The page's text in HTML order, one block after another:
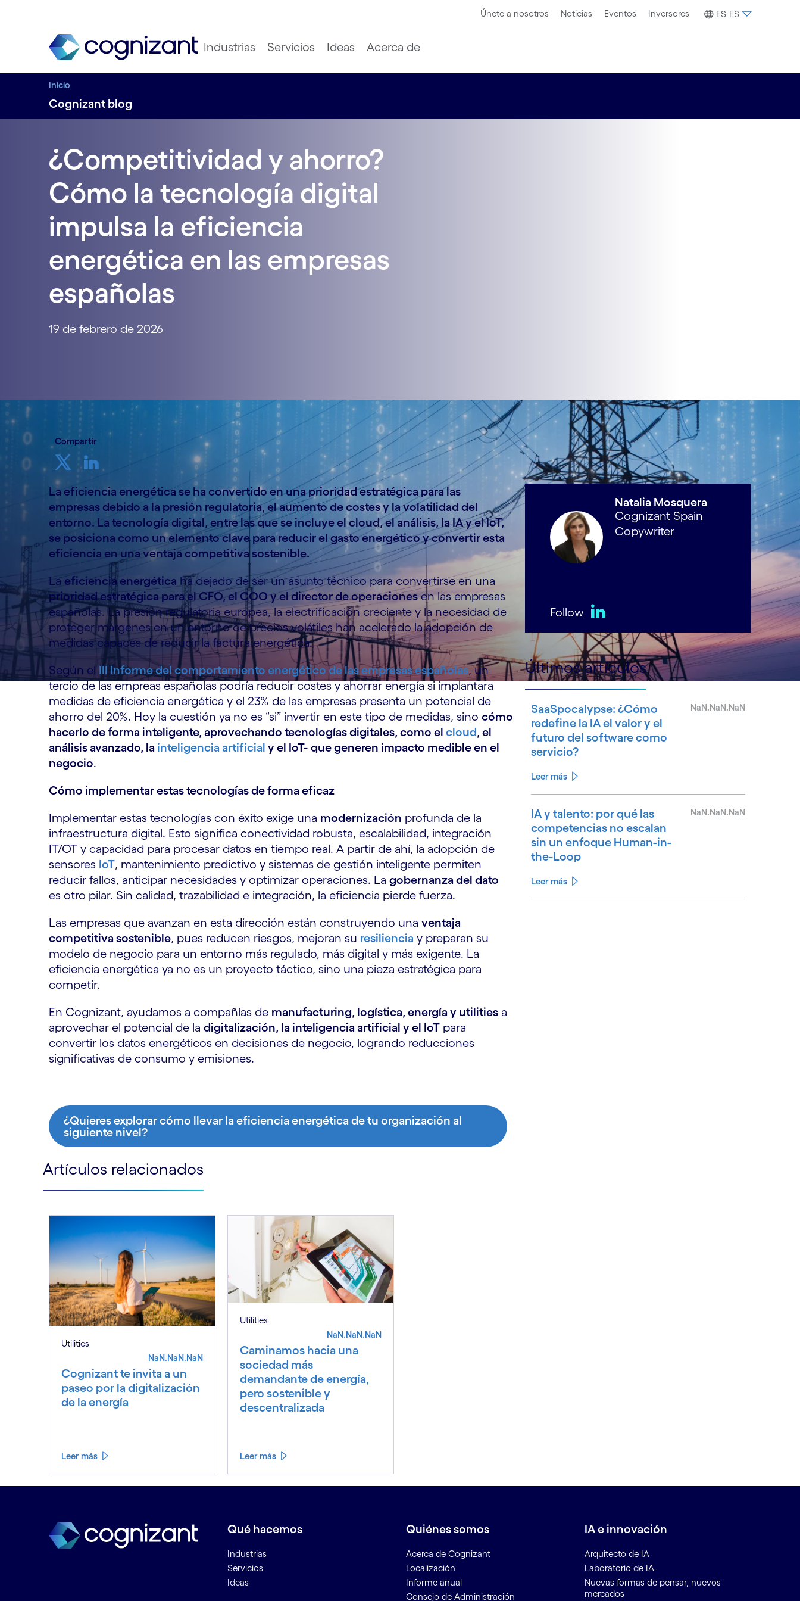
Únete a nosotros Noticias Eventos Inversores ES-ES
Industrias Servicios Ideas Acerca de
Inicio
Cognizant blog
¿Competitividad y ahorro?
Cómo la tecnología digital
impulsa la eficiencia
energética en las empresas
españolas
19 de febrero de 2026
Compartir
La eficiencia energética se ha convertido en una prioridad estratégica para las
empresas debido a la presión regulatoria, el aumento de costes y la volatilidad del
entorno. La tecnología digital, entre las que se incluye el cloud, el análisis, la IA y el IoT,
se posiciona como un elemento clave para reducir el gasto energético y convertir esta
eficiencia en una ventaja competitiva sostenible.
La eficiencia energética ha dejado de ser un asunto técnico para convertirse en una
prioridad estratégica para el CFO, el COO y el director de operacionesen las empresas
españolas. La presión regulatoria europea, la electrificación creciente y la necesidad de
proteger márgenes en un entorno de precios volátiles han acelerado la adopción de
medidas capaces de reducir la factura energética.
Según el III Informe del comportamiento energético de las empresas españolas, un
tercio de las empreas españolas podría reducir costes y ahorrar energía si implantara
medidas de eficiencia energética y el 23% de las empresas presenta un potencial de
ahorro del 20%. Hoy la cuestión ya no es “si” invertir en este tipo de medidas, sino cómo
hacerlo de forma inteligente, aprovechando tecnologías digitales, como el cloud, el
análisis avanzado, la inteligencia artificial y el IoT- que generen impacto medible en el
negocio.
Cómo implementar estas tecnologías de forma eficaz
Implementar estas tecnologías con éxito exige una modernización profunda de la
infraestructura digital. Esto significa conectividad robusta, escalabilidad, integración
IT/OT y capacidad para procesar datos en tiempo real. A partir de ahí, la adopción de
sensores IoT, mantenimiento predictivo y sistemas de gestión inteligente permiten
reducir fallos, anticipar necesidades y optimizar operaciones. La gobernanza del dato
es otro pilar. Sin calidad, trazabilidad e integración, la eficiencia pierde fuerza.
Las empresas que avanzan en esta dirección están construyendo una ventaja
competitiva sostenible, pues reducen riesgos, mejoran su resiliencia y preparan su
modelo de negocio para un entorno más regulado, más digital y más exigente. La
eficiencia energética ya no es un proyecto táctico, sino una pieza estratégica para
competir.
En Cognizant, ayudamos a compañías de manufacturing, logística, energía y utilities a
aprovechar el potencial de la digitalización, la inteligencia artificial y el IoT para
convertir los datos energéticos en decisiones de negocio, logrando reducciones
significativas de consumo y emisiones.
¿Quieres explorar cómo llevar la eficiencia energética de tu organización al
siguiente nivel?
Natalia Mosquera
Cognizant Spain
Copywriter
Follow
Últimos artículos
SaaSpocalypse: ¿Cómo
redefine la IA el valor y el
futuro del software como
servicio?
NaN.NaN.NaN
Leer más
IA y talento: por qué las
competencias no escalan
sin un enfoque Human-in-
the-Loop
NaN.NaN.NaN
Leer más
Artículos relacionados
Utilities
NaN.NaN.NaN
Cognizant te invita a un
paseo por la digitalización
de la energía
Leer más
Utilities
NaN.NaN.NaN
Caminamos hacia una
sociedad más
demandante de energía,
pero sostenible y
descentralizada
Leer más
Qué hacemos
Industrias
Servicios
Ideas
Quiénes somos
Acerca de Cognizant
Localización
Informe anual
Consejo de Administración
IA e innovación
Arquitecto de IA
Laboratorio de IA
Nuevas formas de pensar, nuevos
mercados